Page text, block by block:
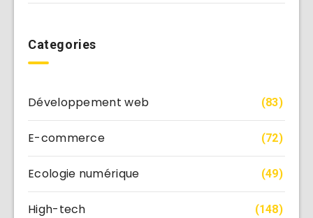
Categories
Développement web (83)
E-commerce (72)
Ecologie numérique (49)
High-tech (148)